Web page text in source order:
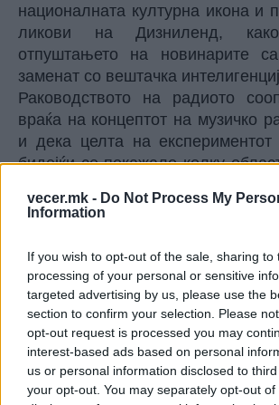
vecer.mk - Do Not Process My
Information
If you wish to opt-out of the sale, sharing to
processing of your personal or sensitive
targeted advertising by us, please use the
section to confirm your selection. Please
opt-out request is processed you may
interest-based ads based on personal
us or personal information disclosed to
your opt-out. You may separately opt-out
националната културна икона и
ликови на Дизниленд,
отпуштањето на новинарите
заменат со вештачка
Раководството на радиото
враќа на концептот на музичко
и дека целта на експериментот
бидејќи се покажало колку
на вештачката интелигенција се
на пример, заштитата на
вештачка интелигенција,
Контроверзниот експеримент
од полската влада, а
дигитализација, Кшиштоф
радиото изјави дека иако лично
вештачката интелигенција,
преминале границата.